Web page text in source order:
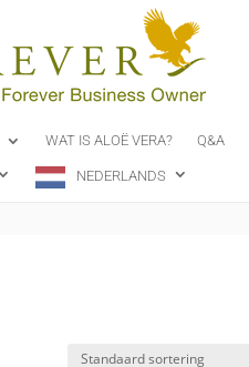
WAT IS ALOË VERA? Q&A
NEDERLANDS